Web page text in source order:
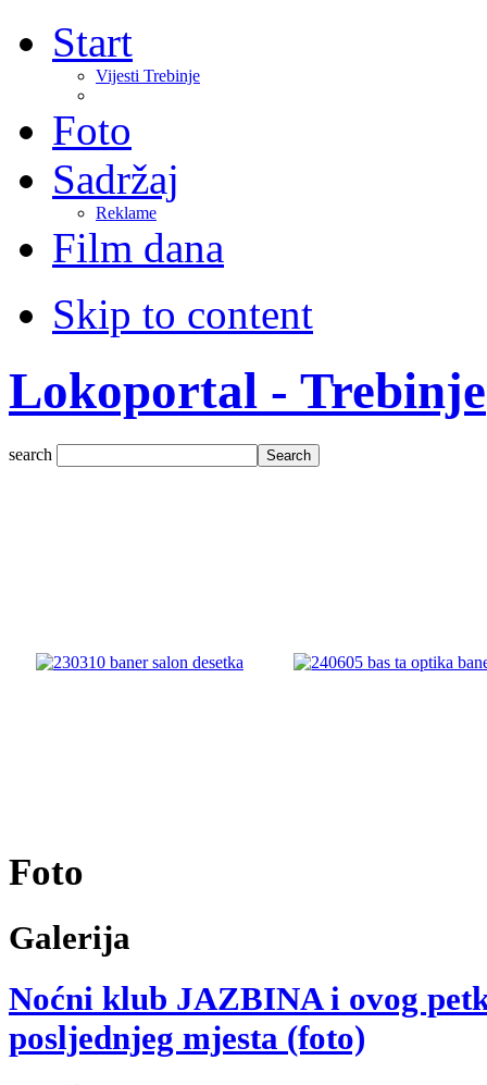
Start
Vijesti Trebinje
Foto
Sadržaj
Reklame
Film dana
Skip to content
Lokoportal - Trebinje
search
Foto
Galerija
Noćni klub JAZBINA i ovog
posljednjeg mjesta (foto)